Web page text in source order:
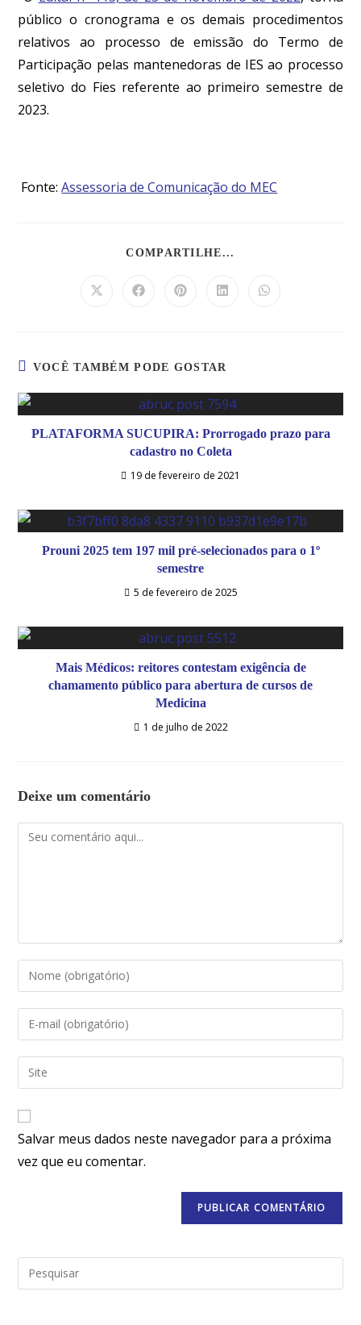
público o cronograma e os demais procedimentos
relativos ao processo de emissão do Termo de
Participação pelas mantenedoras de IES ao processo
seletivo do Fies referente ao primeiro semestre de
2023.
Fonte:Assessoria de Comunicação do MEC
COMPARTILHE...
VOCÊ TAMBÉM PODE GOSTAR
PLATAFORMA SUCUPIRA: Prorrogado prazo para
cadastro no Coleta
19 de fevereiro de 2021
Prouni 2025 tem 197 mil pré-selecionados para o 1º
semestre
5 de fevereiro de 2025
Mais Médicos: reitores contestam exigência de
chamamento público para abertura de cursos de
Medicina
1 de julho de 2022
Deixe um comentário
Salvar meus dados neste navegador para a próxima
vez que eu comentar.